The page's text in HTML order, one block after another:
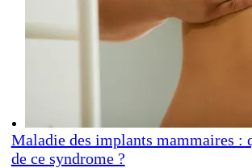
Maladie des implants mammaires :
de ce syndrome ?